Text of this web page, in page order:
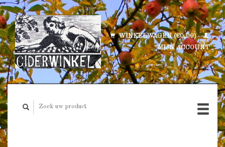
WINKELWAGEN (€0,00)
MIJN ACCOUNT